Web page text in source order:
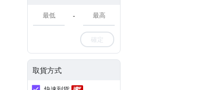
-
確定
取貨方式